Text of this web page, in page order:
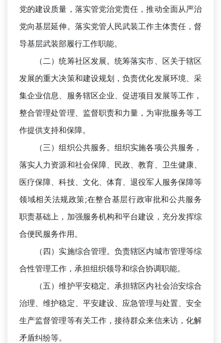
党的建设质量，落实管党治党责任，推动全面从严治
党向基层延伸。落实党管人民武装工作主体责任，督
导基层武装部履行工作职能。
（二）统筹社区发展。统筹落实市、区关于辖区
发展的重大决策和建设规划，负责优化发展环境、采
集企业信息、服务辖区企业、促进项目发展等工作，
整合管理处管理、监督职责和力量，为审批服务等工
作提供支持和保障。
（三）组织公共服务。组织实施各项公共服务，
落实人力资源和社会保障、民政、教育、卫生健康、
医疗保障、科技、文化、体育、退役军人服务保障等
领域相关法规政策;在整合基层行政审批和公共服务
职责基础上，加强服务机构和平台建设，充分发挥综
合便民服务作用。
（四）实施综合管理。负责辖区内城市管理等综
合性管理工作，承担组织领导和综合协调职能。
（五）维护平安稳定。承担辖区内社会治安综合
治理、维护稳定、平安建设、应急管理与处置、安全
生产监督管理等有关工作，接待群众来信来访，化解
矛盾纠纷等。